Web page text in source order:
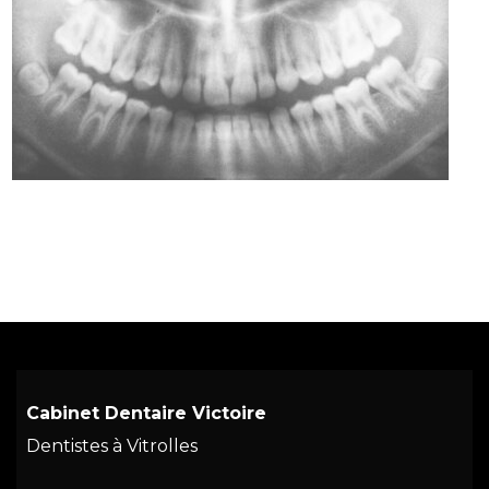
Cabinet Dentaire Victoire
Dentistes à Vitrolles